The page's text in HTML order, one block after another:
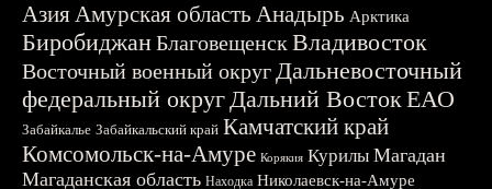
АзияАмурская область Анадырь Арктика
БиробиджанБлаговещенскВладивосток
Восточный военный округДальневосточный
федеральный округДальний ВостокЕАО
Забайкалье Забайкальский край Камчатский край
Комсомольск-на-Амуре Корякия Курилы Магадан
Магаданская область Находка Николаевск-на-Амуре